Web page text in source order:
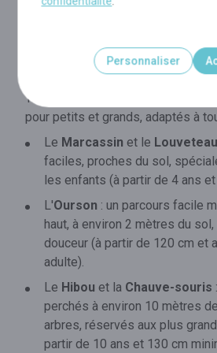
Des parcours à la cime
Tree Experience vous propose 5
pour petits et grands, adaptés à
Le Marcassin et le Louveteau
faciles, proches du sol,
les enfants (à partir de 4 ans
L'Ourson : un parcours facile
haut, à environ 2 mètres du
douceur (à partir de 120 cm et
adulte).
Le Hibou et la Chauve-souris
perchés à environ 10 mètres
arbres, réservés aux plus
partir de 10 ans et 130 cm
Personnaliser